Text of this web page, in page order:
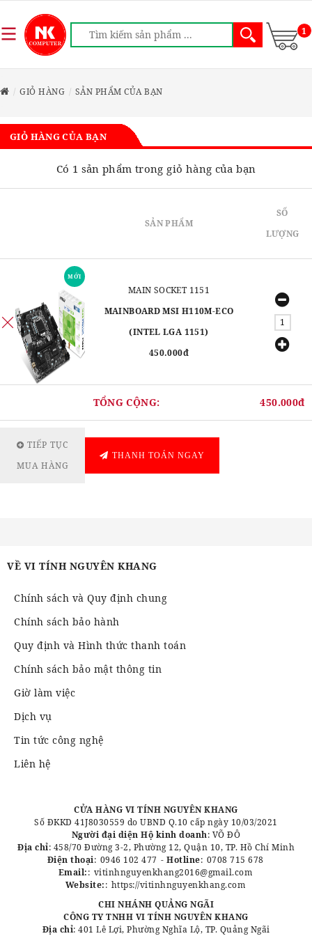
1
GIỎ HÀNG SẢN PHẨM CỦA BẠN
GIỎ HÀNG CỦA BẠN
Có 1 sản phẩm trong giỏ hàng của bạn
SẢN PHẨM
SỐ
LƯỢNG
MỚI
MAIN SOCKET 1151
MAINBOARD MSI H110M-ECO
(INTEL LGA 1151)
450.000đ
TỔNG CỘNG: 450.000đ
TIẾP TỤC
MUA HÀNG
THANH TOÁN NGAY
VỀ VI TÍNH NGUYÊN KHANG
Chính sách và Quy định chung
Chính sách bảo hành
Quy định và Hình thức thanh toán
Chính sách bảo mật thông tin
Giờ làm việc
Dịch vụ
Tin tức công nghệ
Liên hệ
CỬA HÀNG VI TÍNH NGUYÊN KHANG
Số ĐKKD 41J8030559 do UBND Q.10 cấp ngày 10/03/2021
Người đại diện Hộ kinh doanh: VÕ ĐÔ
Địa chỉ: 458/70 Đường 3-2, Phường 12, Quận 10, TP. Hồ Chí Minh
Điện thoại: 0946 102 477 - Hotline: 0708 715 678
Email:: vitinhnguyenkhang2016@gmail.com
Website:: https://vitinhnguyenkhang.com
CHI NHÁNH QUẢNG NGÃI
CÔNG TY TNHH VI TÍNH NGUYÊN KHANG
Địa chỉ: 401 Lê Lợi, Phường Nghĩa Lộ, TP. Quảng Ngãi